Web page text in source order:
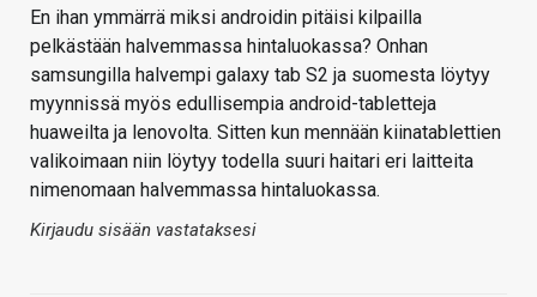
En ihan ymmärrä miksi androidin pitäisi kilpailla
pelkästään halvemmassa hintaluokassa? Onhan
samsungilla halvempi galaxy tab S2 ja suomesta löytyy
myynnissä myös edullisempia android-tabletteja
huaweilta ja lenovolta. Sitten kun mennään kiinatablettien
valikoimaan niin löytyy todella suuri haitari eri laitteita
nimenomaan halvemmassa hintaluokassa.
Kirjaudu sisään vastataksesi